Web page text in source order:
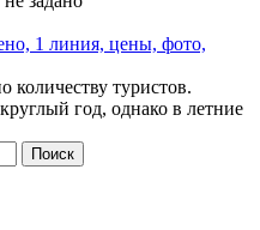
1 линия, цены, фото,
количеству туристов.
год, однако в летние